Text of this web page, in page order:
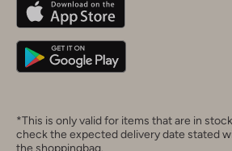
Deutschland
*This is only valid for items that are in
check the expected delivery date stated
the shoppingbag.